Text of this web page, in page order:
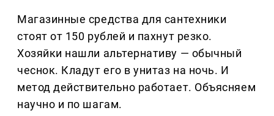
Магазинные средства для сантехники
стоят от 150 рублей и пахнут резко.
Хозяйки нашли альтернативу — обычный
чеснок. Кладут его в унитаз на ночь. И
метод действительно работает. Объясняем
научно и по шагам.